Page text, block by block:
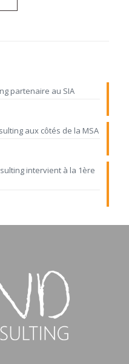
partenaire au SIA
aux côtés de la MSA
intervient à la 1ère